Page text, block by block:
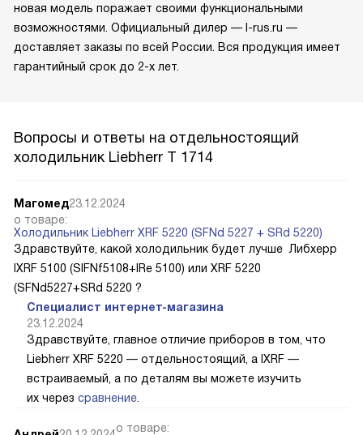
новая модель поражает своими функциональными
возможностями. Официальный дилер — l-rus.ru —
доставляет заказы по всей России. Вся продукция имеет
гарантийный срок до 2-х лет.
Вопросы и ответы на отдельностоящий
холодильник Liebherr T 1714
Магомед23.12.2024
о товаре:
Холодильник Liebherr XRF 5220 (SFNd 5227 + SRd 5220)
Здравствуйте, какой холодильник будет лучше Либхерр
IXRF 5100 (SIFNf5108+IRe 5100) или XRF 5220
(SFNd5227+SRd 5220 ?
Специалист интернет-магазина
23.12.2024
Здравствуйте, главное отличие приборов в том, что
Liebherr XRF 5220 — отдельностоящий, а IXRF —
встраиваемый, а по деталям вы можете изучить
их через сравнение
о товаре: